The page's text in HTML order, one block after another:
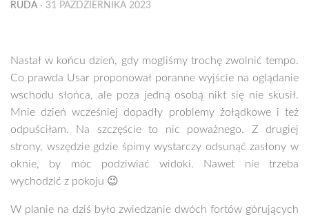
RUDA · 31 PAŹDZIERNIKA 2023
Nastał w końcu dzień, gdy mogliśmy trochę zwolnić tempo.
Co prawda Usar proponował poranne wyjście na oglądanie
wschodu słońca, ale poza jedną osobą nikt się nie skusił.
Mnie dzień wcześniej dopadły problemy żołądkowe i też
odpuściłam. Na szczęście to nic poważnego. Z drugiej
strony, wszędzie gdzie śpimy wystarczy odsunąć zasłony w
oknie, by móc podziwiać widoki. Nawet nie trzeba
wychodzić z pokoju 😉
W planie na dziś było zwiedzanie dwóch fortów górujących